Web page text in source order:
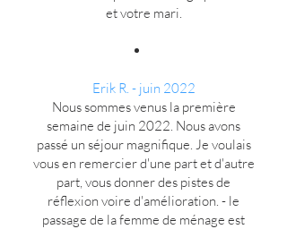
et votre mari.
Erik R. - juin 2022
Nous sommes venus la première
semaine de juin 2022. Nous avons
passé un séjour magnifique. Je voulais
vous en remercier d'une part et d'autre
part, vous donner des pistes de
réflexion voire d'amélioration. - le
passage de la femme de ménage est